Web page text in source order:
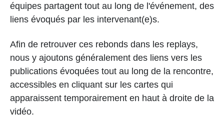
équipes partagent tout au long de l'événement, des
liens évoqués par les intervenant(e)s.
Afin de retrouver ces rebonds dans les replays,
nous y ajoutons généralement des liens vers les
publications évoquées tout au long de la rencontre,
accessibles en cliquant sur les cartes qui
apparaissent temporairement en haut à droite de la
vidéo.